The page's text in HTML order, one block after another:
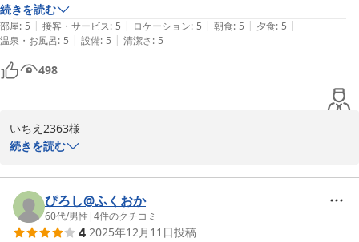
平山温泉 奥山鹿温泉旅館
とうございました。
続きを読む
部屋: 5 | 接客・サービス: 5 | ロケーション: 5 | 朝食: 5 | 夕食: 5 |
温泉・お風呂: 5 | 設備: 5 | 清潔さ: 5
498
いちえ2363様
当館をお褒めいただき大変嬉しく思います。
お話が弾み、楽しい時間を過ごさせていただきました。
続きを読む
ぴろし@ふくおか
60代/男性 |4件のクチコミ
4 2025年12月11日投稿